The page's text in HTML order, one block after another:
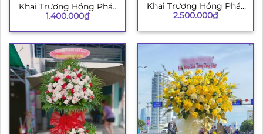
Khai Trương Hồng Phát
H009
1.400.000₫
Khai Trương Hồng Phát
002
2.500.000₫